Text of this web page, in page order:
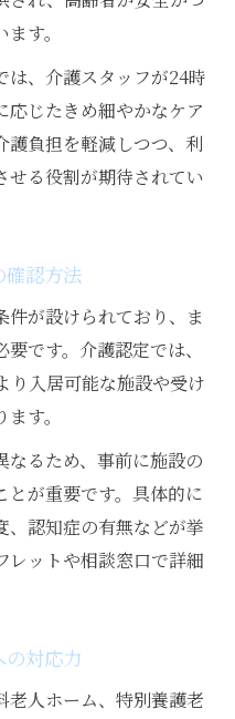
す。
は、介護スタッフが24時
応じたきめ細やかなケア
護負担を軽減しつつ、利
せる役割が期待されてい
確認方法
が設けられており、ま
です。介護認定では、
り入居可能な施設や受け
す。
なるため、事前に施設の
とが重要です。具体的に
、認知症の有無などが挙
レットや相談窓口で詳細
対応力
老人ホーム、特別養護老